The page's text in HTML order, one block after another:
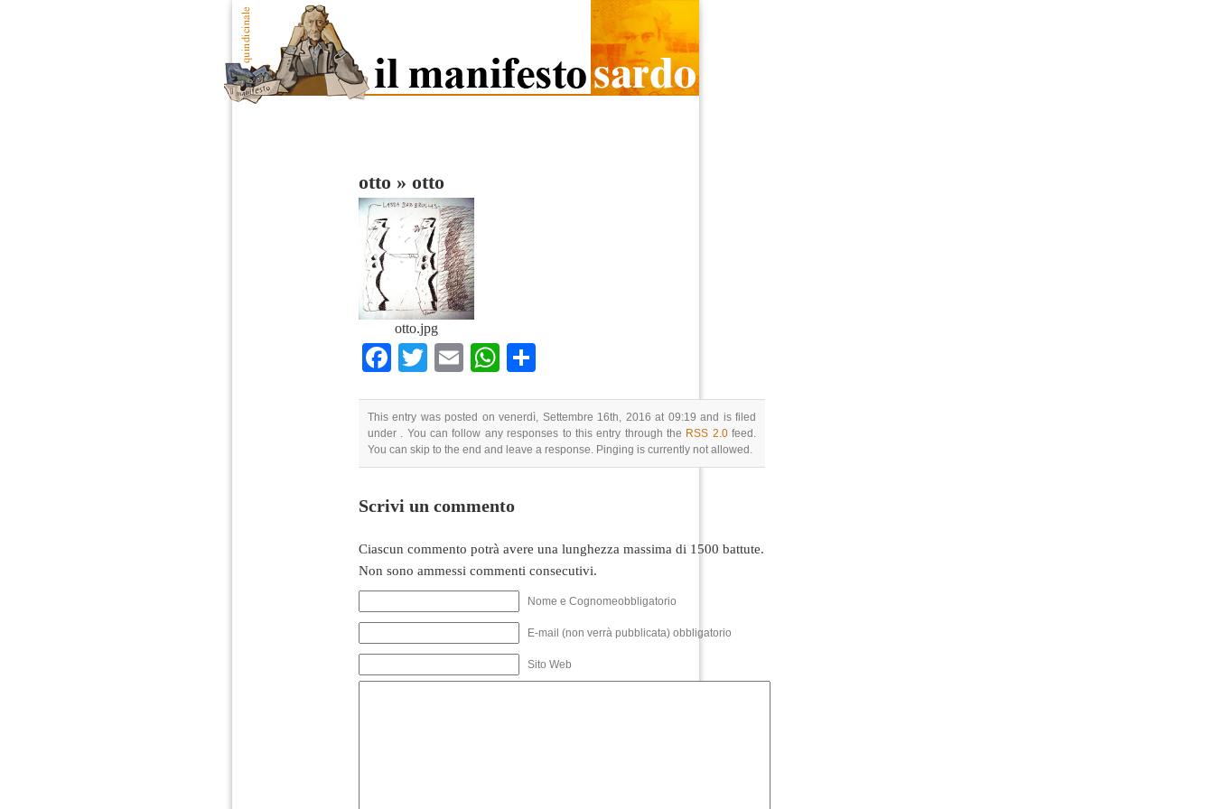
otto » otto
otto.jpg
Facebook
TwitterEmailWhatsApp
This entry was posted on venerdì, Settembre 16th, 2016 at 09:19 and is filed
under . You can follow any responses to this entry through the RSS 2.0feed.
You can skip to the end and leave a response. Pinging is currently not allowed.
Scrivi un commento
Ciascun commento potrà avere una lunghezza massima di 1500 battute.
Non sono ammessi commenti consecutivi.
Nome e Cognomeobbligatorio
E-mail (non verrà pubblicata) obbligatorio
Sito Web